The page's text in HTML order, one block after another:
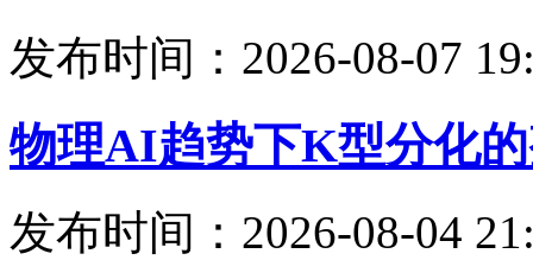
发布时间：2026-08-07
物理AI趋势下K型分化
发布时间：2026-08-04